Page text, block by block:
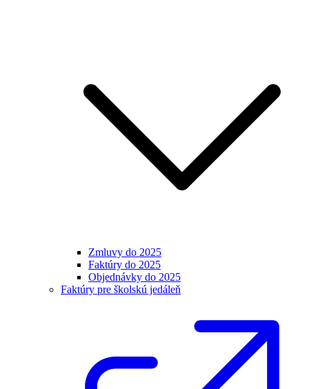
Zmluvy do 2025
Faktúry do 2025
Objednávky do 2025
Faktúry pre školskú jedáleň